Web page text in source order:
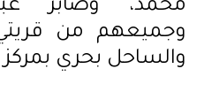
محمد، وصابر
وجميعهم من
والساحل بحري بمركز